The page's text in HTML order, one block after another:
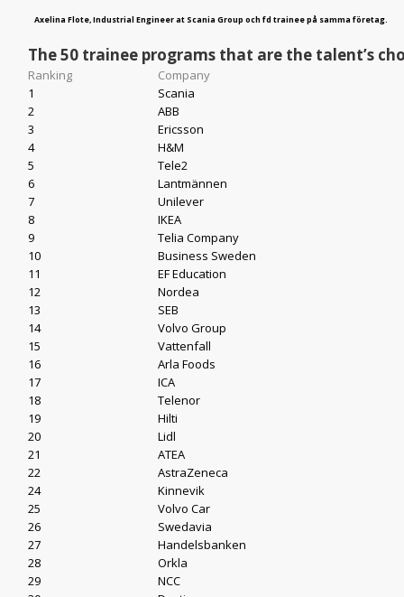
Axelina Flote, Industrial Engineer at Scania Group och fd trainee på samma företag.
The 50 trainee programs that are the talent’s
Ranking
Company
1
Scania
2
ABB
3
Ericsson
4
H&M
5
Tele2
6
Lantmännen
7
Unilever
8
IKEA
9
Telia Company
10
Business Sweden
11
EF Education
12
Nordea
13
SEB
14
Volvo Group
15
Vattenfall
16
Arla Foods
17
ICA
18
Telenor
19
Hilti
20
Lidl
21
ATEA
22
AstraZeneca
24
Kinnevik
25
Volvo Car
26
Swedavia
27
Handelsbanken
28
Orkla
29
NCC